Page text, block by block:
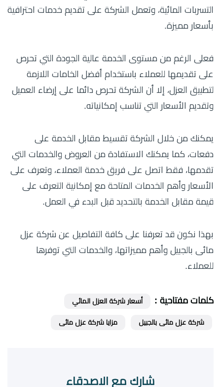
التسربات المائية، وتعمل الشركة على تقديم خدمات احترافية
بأسعار مميزة.
فعلى الرغم من مستوى الخدمة عالية الجودة التي تحرص
على تقديمها للعملاء باستخدام أفضل الخامات اللازمة
لتطبيق العزل، إلا أن الشركة تحرص دائما على إرضاء العميل
وتقديم الأسعار التي تناسب إمكانياته.
يمكنك من خلال الشركة تقسيط مقابل الخدمة على
دفعات، كما يمكنك الاستفادة من العروض والخدمات التي
تقدمها، فقط اتصل على فريق خدمة العملاء، وتعرف على
الأسعار وأهم الخدمات المتاحة مع إمكانية التعرف على
قيمة مقابل الخدمة بالتحديد قبل البدء في العمل.
بهذا نكون قد تعرفنا على كافة التفاصيل عن شركة عزل
مائى بالجبيل وأهم مميزاتها، والخدمات التي توفرها
للعملاء.
كلمات مفتاحية : أسعار شركة العزل المائي
شركة عزل مائى بالجبيل مزايا شركة عزل مائى
شارك مع الاصدقاء